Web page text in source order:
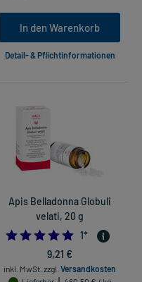
In den Warenkorb
Detail- & Pflichtinformationen
Apis Belladonna Globuli
velati, 20 g
5.0
1*
9,21 €
inkl. MwSt. zzgl. Versandkosten